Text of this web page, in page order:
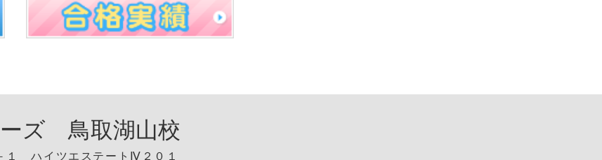
ズ 鳥取湖山校
１ ハイツエステートⅣ２０１